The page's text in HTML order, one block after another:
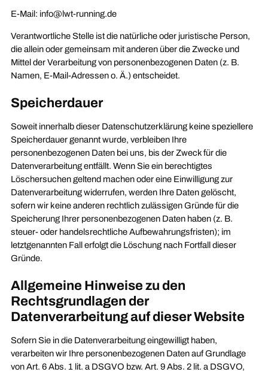
E-Mail: info@lwt-running.de
Verantwortliche Stelle ist die natürliche oder juristische Person,
die allein oder gemeinsam mit anderen über die Zwecke und
Mittel der Verarbeitung von personenbezogenen Daten (z. B.
Namen, E-Mail-Adressen o. Ä.) entscheidet.
Speicherdauer
Soweit innerhalb dieser Datenschutzerklärung keine speziellere
Speicherdauer genannt wurde, verbleiben Ihre
personenbezogenen Daten bei uns, bis der Zweck für die
Datenverarbeitung entfällt. Wenn Sie ein berechtigtes
Löschersuchen geltend machen oder eine Einwilligung zur
Datenverarbeitung widerrufen, werden Ihre Daten gelöscht,
sofern wir keine anderen rechtlich zulässigen Gründe für die
Speicherung Ihrer personenbezogenen Daten haben (z. B.
steuer- oder handelsrechtliche Aufbewahrungsfristen); im
letztgenannten Fall erfolgt die Löschung nach Fortfall dieser
Gründe.
Allgemeine Hinweise zu den
Rechtsgrundlagen der
Datenverarbeitung auf dieser Website
Sofern Sie in die Datenverarbeitung eingewilligt haben,
verarbeiten wir Ihre personenbezogenen Daten auf Grundlage
von Art. 6 Abs. 1 lit. a DSGVO bzw. Art. 9 Abs. 2 lit. a DSGVO,